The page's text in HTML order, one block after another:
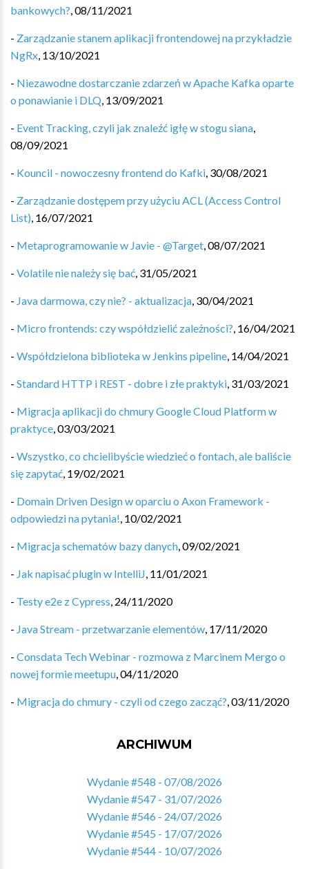
bankowych?,08/11/2021
- Zarządzanie stanem aplikacji frontendowej na przykładzie
NgRx, 13/10/2021
- Niezawodne dostarczanie zdarzeń w Apache Kafka oparte
o ponawianie i DLQ, 13/09/2021
- Event Tracking, czyli jak znaleźć igłę w stogu siana,
08/09/2021
- Kouncil - nowoczesny frontend do Kafki, 30/08/2021
- Zarządzanie dostępem przy użyciu ACL (Access Control
List), 16/07/2021
- Metaprogramowanie w Javie - @Target,08/07/2021
- Volatile nie należy się bać, 31/05/2021
- Java darmowa, czy nie? - aktualizacja, 30/04/2021
- Micro frontends: czy współdzielić zależności?, 16/04/2021
- Współdzielona biblioteka w Jenkins pipeline, 14/04/2021
- Standard HTTP i REST - dobre i złe praktyki, 31/03/2021
- Migracja aplikacji do chmury Google Cloud Platform w
praktyce,03/03/2021
- Wszystko, co chcielibyście wiedzieć o fontach, ale baliście
się zapytać, 19/02/2021
- Domain Driven Design w oparciu o Axon Framework -
odpowiedzi na pytania!, 10/02/2021
- Migracja schematów bazy danych,09/02/2021
- Jak napisać plugin w IntelliJ, 11/01/2021
- Testy e2e z Cypress, 24/11/2020
- Java Stream - przetwarzanie elementów, 17/11/2020
- Consdata Tech Webinar - rozmowa z Marcinem Mergo o
nowej formie meetupu,04/11/2020
- Migracja do chmury - czyli od czego zacząć?,03/11/2020
ARCHIWUM
Wydanie #548 - 07/08/2026
Wydanie #547 - 31/07/2026
Wydanie #546 - 24/07/2026
Wydanie #545 - 17/07/2026
Wydanie #544 - 10/07/2026